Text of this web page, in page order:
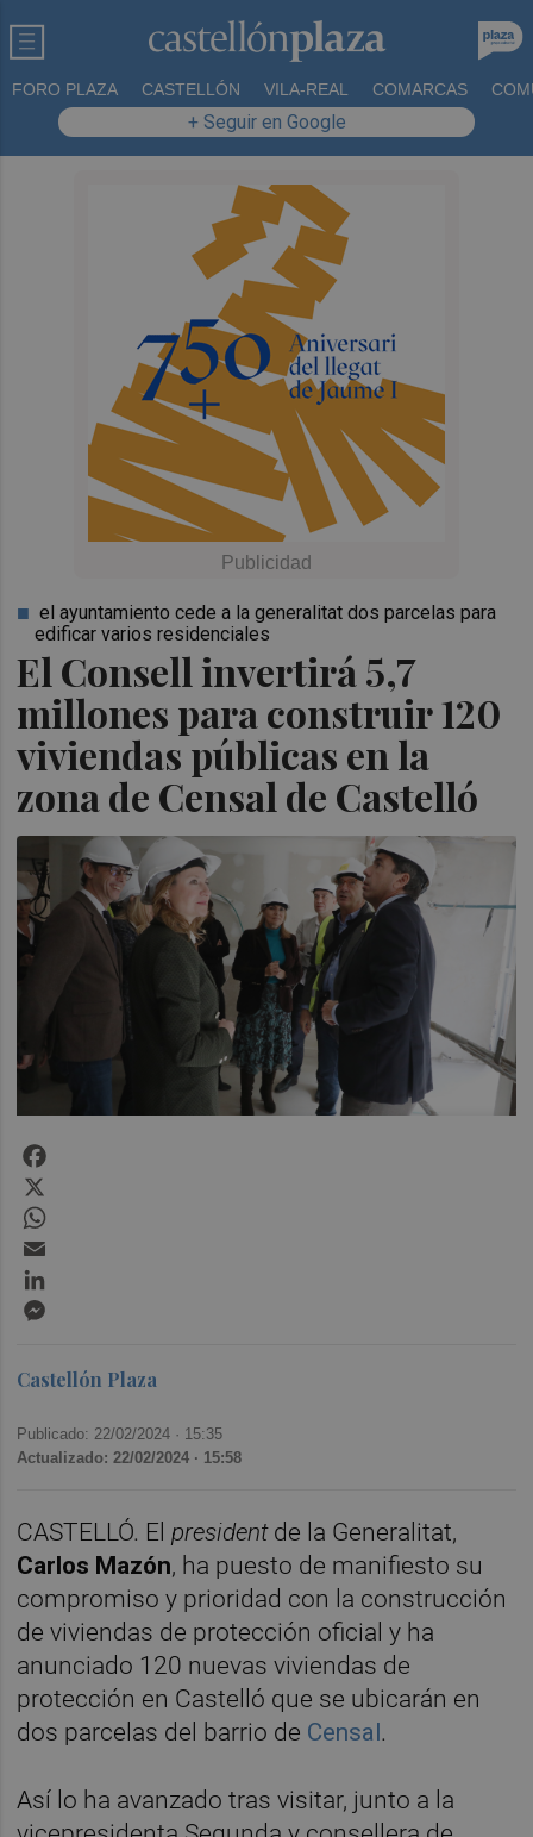
FORO PLAZA CASTELLÓN VILA-REAL COMARCAS
+ Seguir en Google
El Consell invertirá 5,7
millones para construir 120
viviendas públicas en la
zona de Censal de Castelló
el ayuntamiento cede a la generalitat dos parcelas para
edificar varios residenciales
Castellón Plaza
Publicado: 22/02/2024 · 15:35
Actualizado: 22/02/2024 · 15:58
CASTELLÓ. Elpresident de la Generalitat,
Carlos Mazón, ha puesto de manifiesto su
compromiso y prioridad con la construcción
de viviendas de protección oficial y ha
anunciado 120 nuevas viviendas de
protección en Castelló que se ubicarán en
dos parcelas del barrio de Censal.
Así lo ha avanzado tras visitar, junto a la